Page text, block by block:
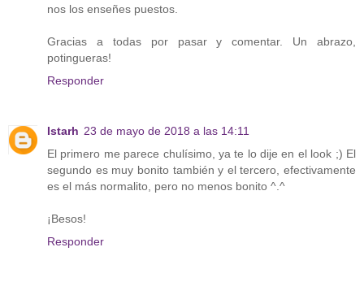
nos los enseñes puestos.
Gracias a todas por pasar y comentar. Un abrazo,
potingueras!
Responder
Istarh 23 de mayo de 2018 a las 14:11
El primero me parece chulísimo, ya te lo dije en el look ;) El
segundo es muy bonito también y el tercero, efectivamente
es el más normalito, pero no menos bonito ^.^
¡Besos!
Responder